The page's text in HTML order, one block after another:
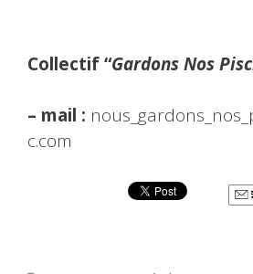
Collectif “Gardons Nos
– mail :
c.com